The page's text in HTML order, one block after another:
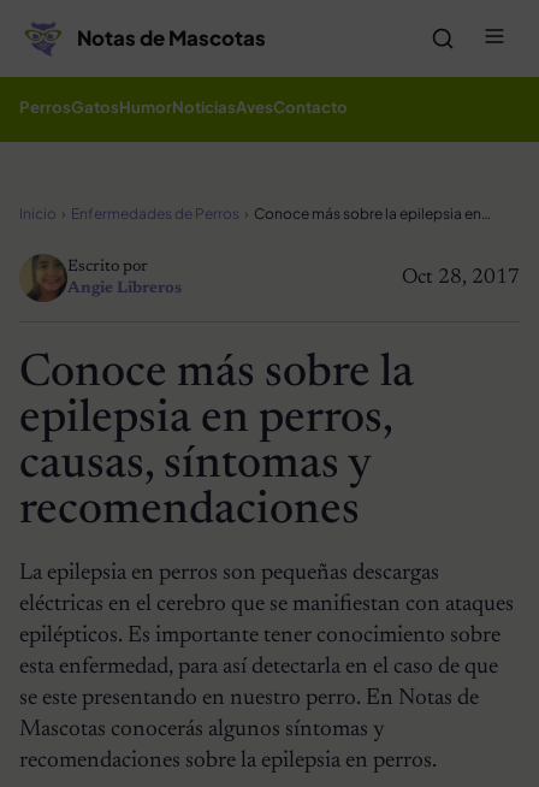
Notas de Mascotas
PerrosGatosHumorNoticiasAvesContacto
Inicio Enfermedades de Perros Conoce más sobre la epilepsia en perros, causas, síntomas y recomendaciones
Oct 28, 2017
Escrito por
Angie Libreros
Conoce más sobre la
epilepsia en perros,
causas, síntomas y
recomendaciones
La epilepsia en perros son pequeñas descargas
eléctricas en el cerebro que se manifiestan con ataques
epilépticos. Es importante tener conocimiento sobre
esta enfermedad, para así detectarla en el caso de que
se este presentando en nuestro perro. En Notas de
Mascotas conocerás algunos síntomas y
recomendaciones sobre la epilepsia en perros.